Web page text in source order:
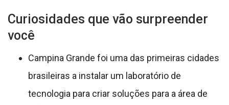
Curiosidades que vão surpreender
você
Campina Grande foi uma das primeiras cidades
brasileiras a instalar um laboratório de
tecnologia para criar soluções para a área de